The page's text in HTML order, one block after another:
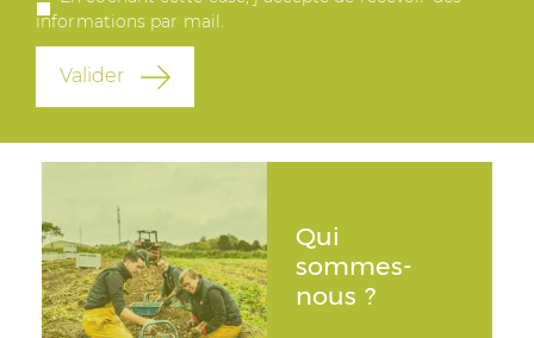
informations par mail.
Valider
Qui
sommes-
nous ?